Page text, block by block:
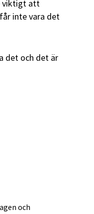
viktigt att
inte vara det
det och det är
och